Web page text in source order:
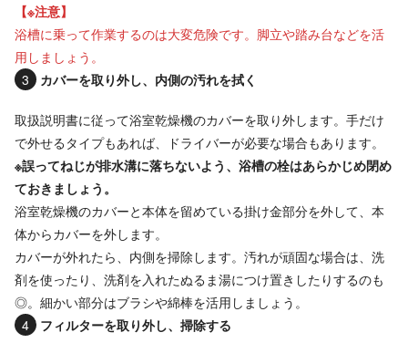
【※注意】
浴槽に乗って作業するのは大変危険です。脚立や踏み台などを活
用しましょう。
カバーを取り外し、内側の汚れを拭く
取扱説明書に従って浴室乾燥機のカバーを取り外します。手だけ
で外せるタイプもあれば、ドライバーが必要な場合もあります。
※誤ってねじが排水溝に落ちないよう、浴槽の栓はあらかじめ閉め
ておきましょう。
浴室乾燥機のカバーと本体を留めている掛け金部分を外して、本
体からカバーを外します。
カバーが外れたら、内側を掃除します。汚れが頑固な場合は、洗
剤を使ったり、洗剤を入れたぬるま湯につけ置きしたりするのも
◎。細かい部分はブラシや綿棒を活用しましょう。
フィルターを取り外し、掃除する